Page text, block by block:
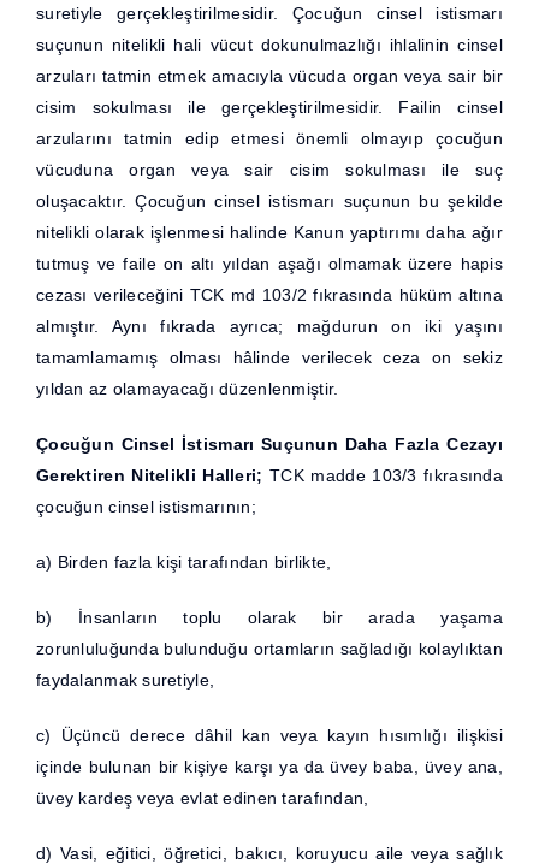
suretiyle gerçekleştirilmesidir. Çocuğun cinsel istismarı
suçunun nitelikli hali vücut dokunulmazlığı ihlalinin cinsel
arzuları tatmin etmek amacıyla vücuda organ veya sair bir
cisim sokulması ile gerçekleştirilmesidir. Failin cinsel
arzularını tatmin edip etmesi önemli olmayıp çocuğun
vücuduna organ veya sair cisim sokulması ile suç
oluşacaktır. Çocuğun cinsel istismarı suçunun bu şekilde
nitelikli olarak işlenmesi halinde Kanun yaptırımı daha ağır
tutmuş ve faile on altı yıldan aşağı olmamak üzere hapis
cezası verileceğini TCK md 103/2 fıkrasında hüküm altına
almıştır. Aynı fıkrada ayrıca; mağdurun on iki yaşını
tamamlamamış olması hâlinde verilecek ceza on sekiz
yıldan az olamayacağı düzenlenmiştir.
Çocuğun Cinsel İstismarı Suçunun Daha Fazla Cezayı
Gerektiren Nitelikli Halleri;TCK madde 103/3 fıkrasında
çocuğun cinsel istismarının;
a) Birden fazla kişi tarafından birlikte,
b) İnsanların toplu olarak bir arada yaşama
zorunluluğunda bulunduğu ortamların sağladığı kolaylıktan
faydalanmak suretiyle,
c) Üçüncü derece dâhil kan veya kayın hısımlığı ilişkisi
içinde bulunan bir kişiye karşı ya da üvey baba, üvey ana,
üvey kardeş veya evlat edinen tarafından,
d) Vasi, eğitici, öğretici, bakıcı, koruyucu aile veya sağlık